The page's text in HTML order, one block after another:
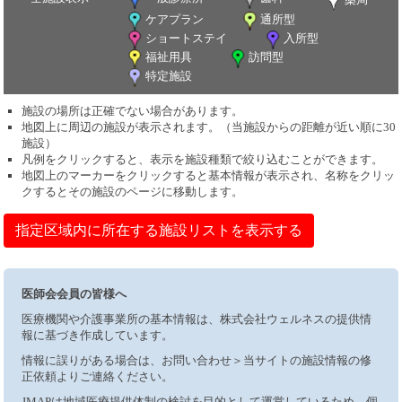
ケアプラン
通所型
ショートステイ
入所型
福祉用具
訪問型
特定施設
施設の場所は正確でない場合があります。
地図上に周辺の施設が表示されます。（当施設からの距離が近い順に30
施設）
凡例をクリックすると、表示を施設種類で絞り込むことができます。
地図上のマーカーをクリックすると基本情報が表示され、名称をクリッ
クするとその施設のページに移動します。
指定区域内に所在する施設リストを表示する
医師会会員の皆様へ
医療機関や介護事業所の基本情報は、株式会社ウェルネスの提供情
報に基づき作成しています。
情報に誤りがある場合は、お問い合わせ＞当サイトの施設情報の修
正依頼よりご連絡ください。